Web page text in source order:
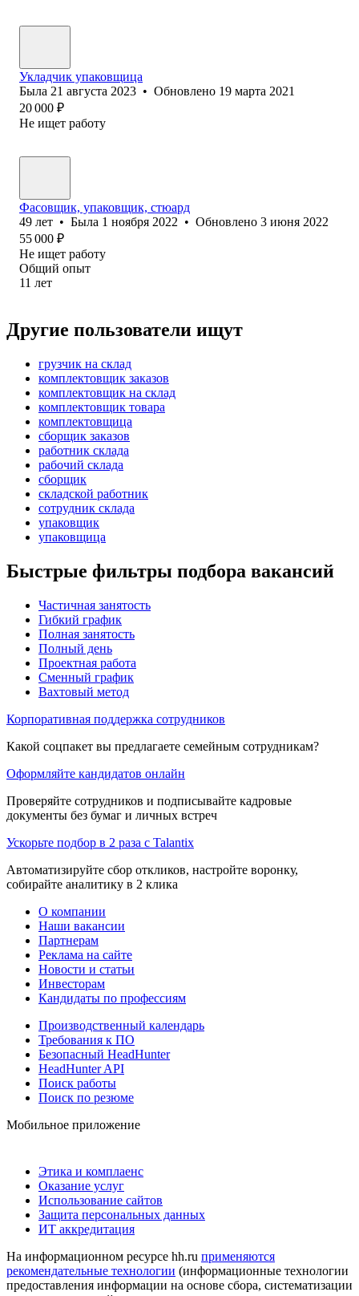
Укладчик упаковщица
Была 21 августа 2023 • Обновлено 19 марта 2021
20 000 ₽
Не ищет работу
Фасовщик, упаковщик, стюард
49 лет • Была 1 ноября 2022 • Обновлено 3 июня 2022
55 000 ₽
Не ищет работу
Общий опыт
11 лет
Другие пользователи ищут
грузчик на склад
комплектовщик заказов
комплектовщик на склад
комплектовщик товара
комплектовщица
сборщик заказов
работник склада
рабочий склада
сборщик
складской работник
сотрудник склада
упаковщик
упаковщица
Быстрые фильтры подбора вакансий
Частичная занятость
Гибкий график
Полная занятость
Полный день
Проектная работа
Сменный график
Вахтовый метод
Корпоративная поддержка сотрудников
Какой соцпакет вы предлагаете семейным сотрудникам?
Оформляйте кандидатов онлайн
Проверяйте сотрудников и подписывайте кадровые
документы без бумаг и личных встреч
Ускорьте подбор в 2 раза с Talantix
Автоматизируйте сбор откликов, настройте воронку,
собирайте аналитику в 2 клика
О компании
Наши вакансии
Партнерам
Реклама на сайте
Новости и статьи
Инвесторам
Кандидаты по профессиям
Производственный календарь
Требования к ПО
Безопасный HeadHunter
HeadHunter API
Поиск работы
Поиск по резюме
Мобильное приложение
Этика и комплаенс
Оказание услуг
Использование сайтов
Защита персональных данных
ИТ аккредитация
На информационном ресурсе hh.ru применяются
рекомендательные технологии (информационные технологии
предоставления информации на основе сбора, систематизации